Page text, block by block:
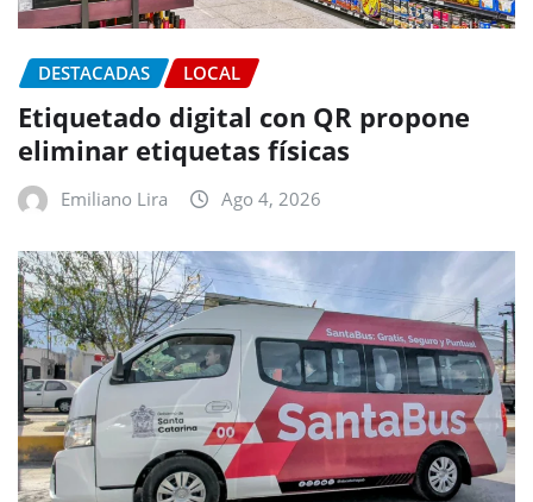
DESTACADAS LOCAL
Etiquetado digital con QR propone
eliminar etiquetas físicas
Emiliano Lira Ago 4, 2026